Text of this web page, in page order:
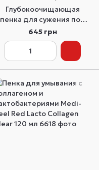
Глубокоочищающая
пенка для сужения пор
Skin1004 Madagascar
Centella Poremizing Deep
Cleansing Foam 125 мл
645 грн